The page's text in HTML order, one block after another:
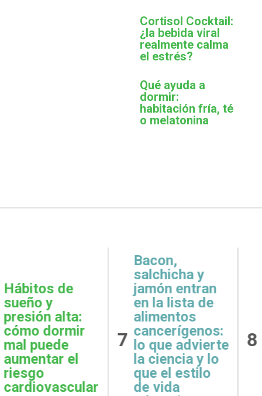
Cortisol Cocktail:
¿la bebida viral
realmente calma
el estrés?
Qué ayuda a
dormir:
habitación fría, té
o melatonina
entran
de
advierte
y lo
estilo
8
Metas
realistas:
cómo definir
objetivos
posibles y
cuidar la salud
emocional
9
qué
la